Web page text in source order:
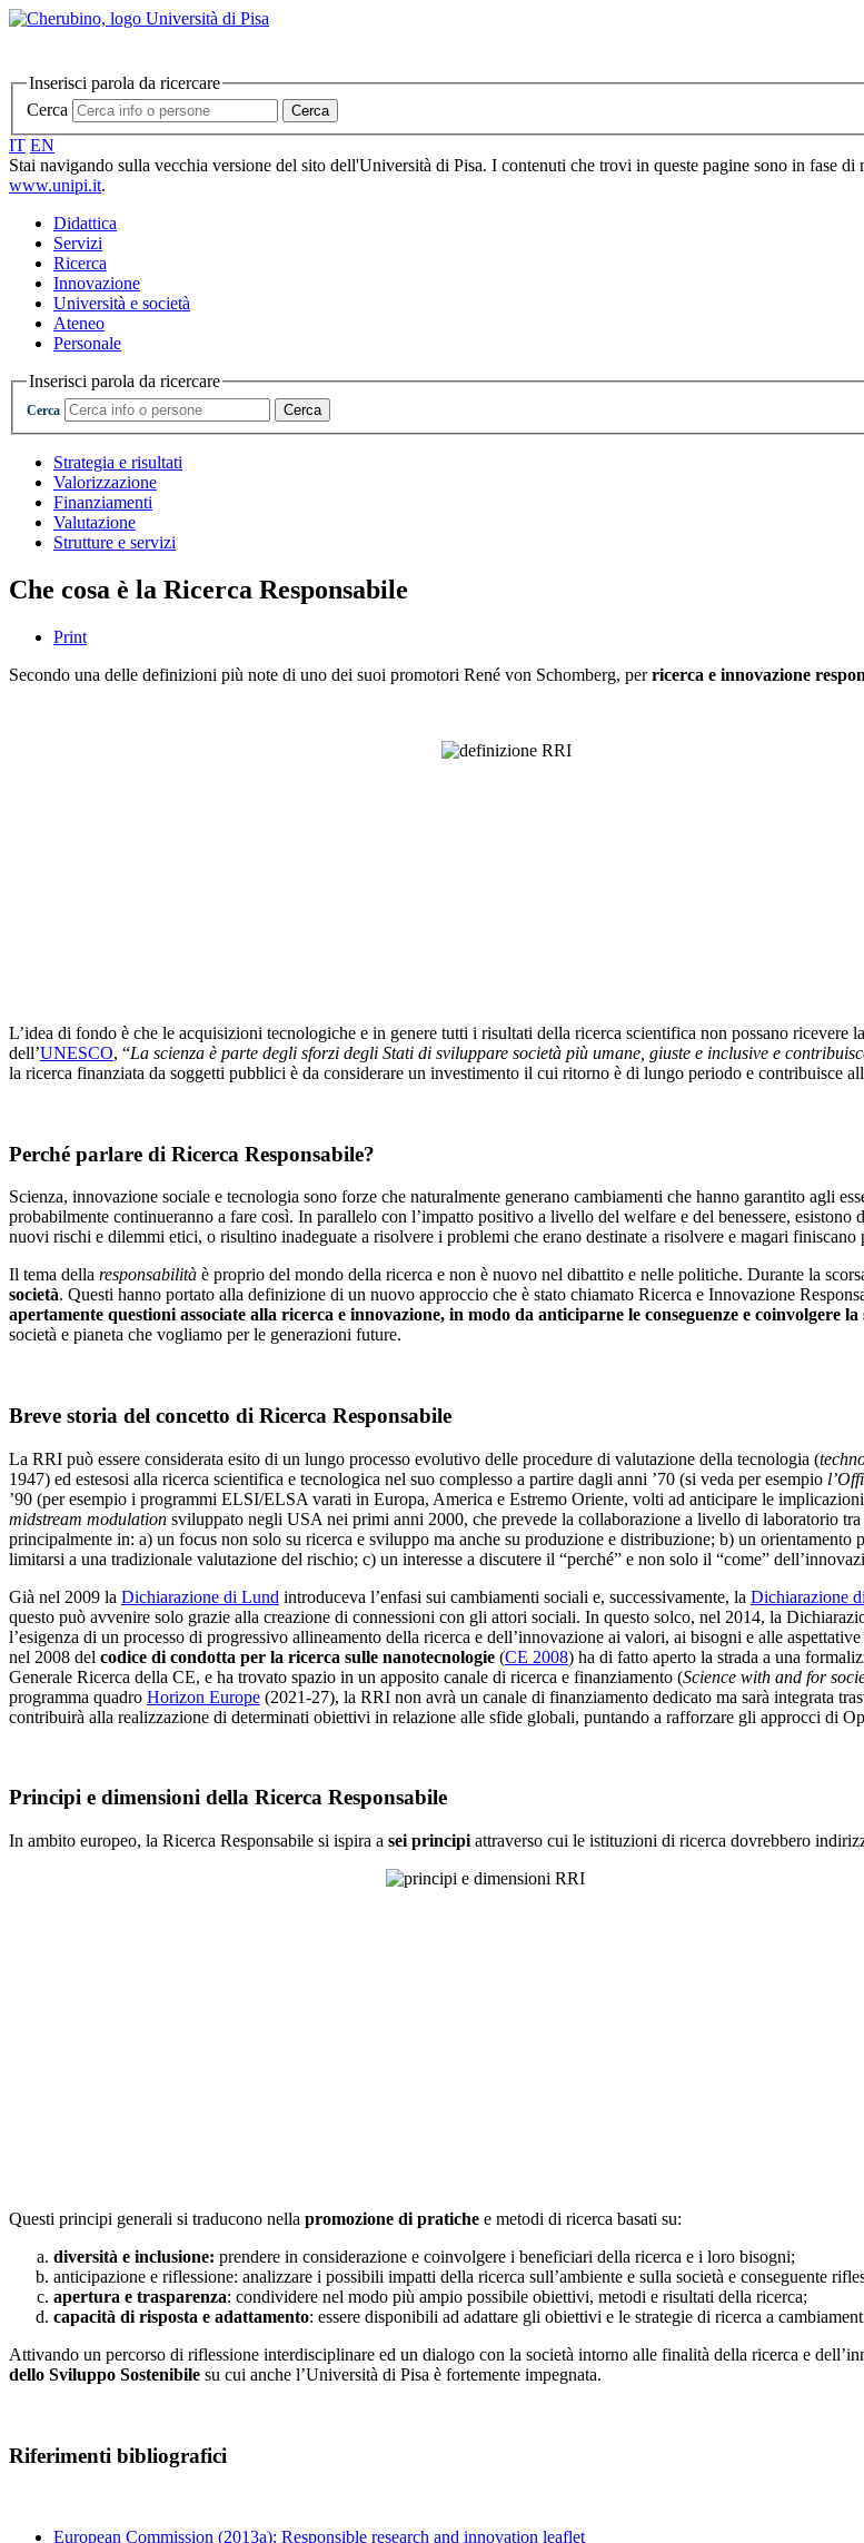
Inserisci parola da ricercare
Cerca
Cerca
IT EN
Stai navigando sulla vecchia versione del sito dell'Università di Pisa. I contenuti che trovi in queste pagine sono in fase
www.unipi.it.
Didattica
Servizi
Ricerca
Innovazione
Università e società
Ateneo
Personale
Inserisci parola da ricercare
Cerca Cerca
Strategia e risultati
Valorizzazione
Finanziamenti
Valutazione
Strutture e servizi
Che cosa è la Ricerca Responsabile
Print
Secondo una delle definizioni più note di uno dei suoi promotori René von Schomberg, perricerca e innovazione
L’idea di fondo è che le acquisizioni tecnologiche e in genere tutti i risultati della ricerca scientifica non possano ricevere
dell’UNESCO, “La scienza è parte degli sforzi degli Stati di sviluppare società più umane, giuste e inclusive e
la ricerca finanziata da soggetti pubblici è da considerare un investimento il cui ritorno è di lungo periodo e contribuisce
Perché parlare di Ricerca Responsabile?
Scienza, innovazione sociale e tecnologia sono forze che naturalmente generano cambiamenti che hanno garantito agli
probabilmente continueranno a fare così. In parallelo con l’impatto positivo a livello del welfare e del benessere,
nuovi rischi e dilemmi etici, o risultino inadeguate a risolvere i problemi che erano destinate a risolvere e magari finiscano
Il tema della responsabilità è proprio del mondo della ricerca e non è nuovo nel dibattito e nelle politiche. Durante la
società. Questi hanno portato alla definizione di un nuovo approccio che è stato chiamato Ricerca e Innovazione
apertamente questioni associate alla ricerca e innovazione, in modo da anticiparne le conseguenze e coinvolgere la
società e pianeta che vogliamo per le generazioni future.
Breve storia del concetto di Ricerca Responsabile
La RRI può essere considerata esito di un lungo processo evolutivo delle procedure di valutazione della tecnologia (
1947) ed estesosi alla ricerca scientifica e tecnologica nel suo complesso a partire dagli anni ’70 (si veda per esempio
’90 (per esempio i programmi ELSI/ELSA varati in Europa, America e Estremo Oriente, volti ad anticipare le
midstream modulation sviluppato negli USA nei primi anni 2000, che prevede la collaborazione a livello di laboratorio
principalmente in: a) un focus non solo su ricerca e sviluppo ma anche su produzione e distribuzione; b) un
limitarsi a una tradizionale valutazione del rischio; c) un interesse a discutere il “perché” e non solo il “come”
Già nel 2009 la Dichiarazione di Lund introduceva l’enfasi sui cambiamenti sociali e, successivamente, la Dichiarazione
questo può avvenire solo grazie alla creazione di connessioni con gli attori sociali. In questo solco, nel 2014, la
l’esigenza di un processo di progressivo allineamento della ricerca e dell’innovazione ai valori, ai bisogni e alle
nel 2008 del codice di condotta per la ricerca sulle nanotecnologie (CE 2008) ha di fatto aperto la strada a una
Generale Ricerca della CE, e ha trovato spazio in un apposito canale di ricerca e finanziamento (Science with and for
programma quadro Horizon Europe (2021-27), la RRI non avrà un canale di finanziamento dedicato ma sarà integrata
contribuirà alla realizzazione di determinati obiettivi in relazione alle sfide globali, puntando a rafforzare gli approcci di
Principi e dimensioni della Ricerca Responsabile
In ambito europeo, la Ricerca Responsabile si ispira a sei principi attraverso cui le istituzioni di ricerca dovrebbero
Questi principi generali si traducono nella promozione di pratiche e metodi di ricerca basati su:
diversità e inclusione: prendere in considerazione e coinvolgere i beneficiari della ricerca e i loro bisogni;
anticipazione e riflessione: analizzare i possibili impatti della ricerca sull’ambiente e sulla società e conseguente
apertura e trasparenza: condividere nel modo più ampio possibile obiettivi, metodi e risultati della ricerca;
capacità di risposta e adattamento: essere disponibili ad adattare gli obiettivi e le strategie di ricerca a
Attivando un percorso di riflessione interdisciplinare ed un dialogo con la società intorno alle finalità della ricerca e
dello Sviluppo Sostenibile su cui anche l’Università di Pisa è fortemente impegnata.
Riferimenti bibliografici
European Commission (2013a): Responsible research and innovation leaflet